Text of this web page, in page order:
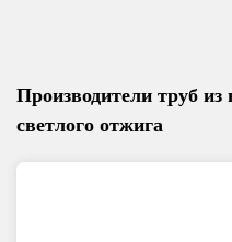
Производители труб
светлого отжига